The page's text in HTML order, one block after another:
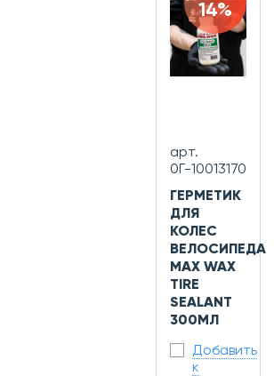
14%
арт.
0Г-10013170
ГЕРМЕТИК
ДЛЯ
КОЛЕС
ВЕЛОСИПЕДА
MAX WAX
TIRE
SEALANT
300МЛ
Добавить
к